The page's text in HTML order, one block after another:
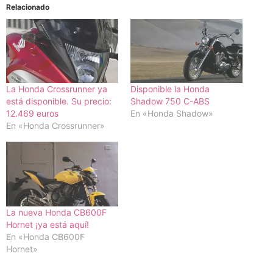
Relacionado
La Honda Crossrunner ya
está disponible. Su precio:
12.469 euros
En «Honda Crossrunner»
Disponible la Honda
Shadow 750 C-ABS
En «Honda Shadow»
La nueva Honda CB600F
Hornet ¡ya está aquí!
En «Honda CB600F
Hornet»